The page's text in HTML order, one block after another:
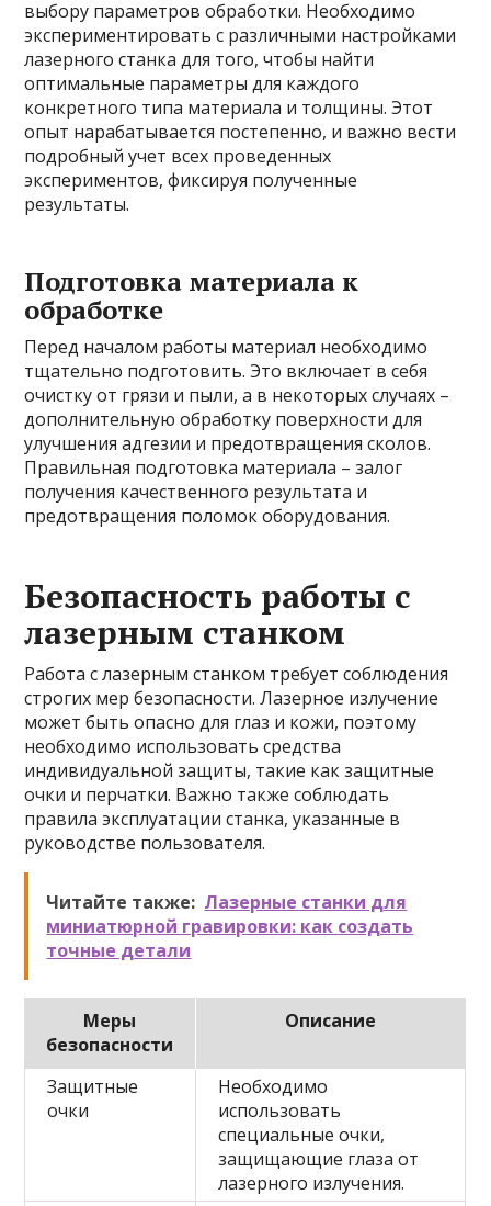
выбору параметров обработки. Необходимо
экспериментировать с различными настройками
лазерного станка для того, чтобы найти
оптимальные параметры для каждого
конкретного типа материала и толщины. Этот
опыт нарабатывается постепенно, и важно вести
подробный учет всех проведенных
экспериментов, фиксируя полученные
результаты.
Подготовка материала к
обработке
Перед началом работы материал необходимо
тщательно подготовить. Это включает в себя
очистку от грязи и пыли, а в некоторых случаях –
дополнительную обработку поверхности для
улучшения адгезии и предотвращения сколов.
Правильная подготовка материала – залог
получения качественного результата и
предотвращения поломок оборудования.
Безопасность работы с
лазерным станком
Работа с лазерным станком требует соблюдения
строгих мер безопасности. Лазерное излучение
может быть опасно для глаз и кожи, поэтому
необходимо использовать средства
индивидуальной защиты, такие как защитные
очки и перчатки. Важно также соблюдать
правила эксплуатации станка, указанные в
руководстве пользователя.
Читайте также: Лазерные станки для
миниатюрной гравировки: как создать
точные детали
Меры
безопасности
Описание
Защитные
очки
Необходимо
использовать
специальные очки,
защищающие глаза от
лазерного излучения.